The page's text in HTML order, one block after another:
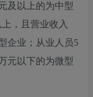
及以上的为中型
，且营业收入
企业；从业人员5
元以下的为微型